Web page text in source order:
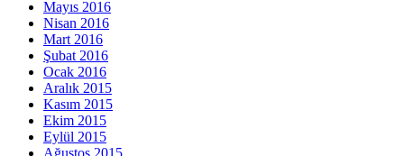
Mayıs 2016
Nisan 2016
Mart 2016
Şubat 2016
Ocak 2016
Aralık 2015
Kasım 2015
Ekim 2015
Eylül 2015
Ağustos 2015